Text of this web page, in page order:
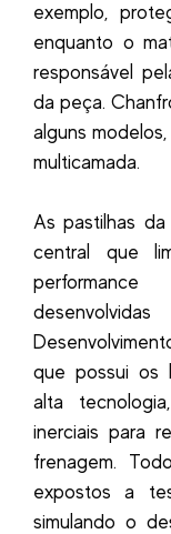
exemplo,
enquanto o
responsável
da peça.
alguns
multicamada.
As pastilhas
central que
que possui os
alta
inerciais para
frenagem.
expostos a
simulando o